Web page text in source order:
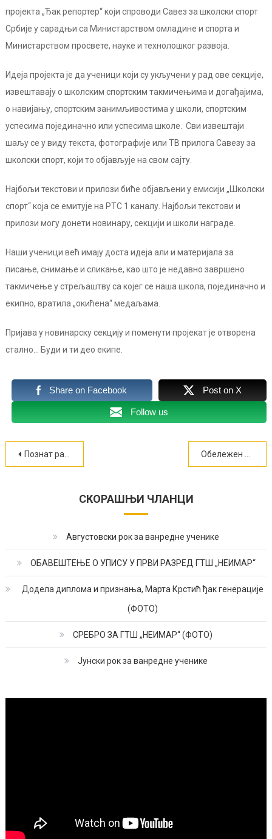
пројекта „Ђак репортер“ који спроводи Савез за школски спорт
Србије у сарадњи са Министарством омладине и спорта и
Министарством просвете, науке и технолошког развоја.
Идеја пројекта је да ученици који су укључени у рад ове секције,
извештавају о школским спортским такмичењима и догађајима,
о навијању, спортским занимљивостима у школи, спортским
успесима појединачно или успесима школе. Сви извештаји
шаљу се у виду текста, фотографије или ТВ прилога Савезу за
школски спорт, који то објављује на свом сајту.
Најбољи текстови и прилози биће објављени у емисији „Школски
спорт“ која се емитује на РТС 1 каналу. Најбољи текстови и
прилози могу донети новинару, секцији и школи награде.
Наши ученици већ имају доста идеја али и материјала за
писање, снимање и сликање, као што је недавно завршено
такмичење у стрељаштву са којег се наша школа, појединачно и
екипно, вратила „окићена“ медаљама.
Пријава у новинарску секцију и поменути пројекат је отворена
стално… Буди и ти део екипе.
Share on Facebook Post on X
Follow us
Кретање
Познат распоред полагања ванредних испита у октобарском року
СКОРАШЊИ ЧЛАНЦИ
Августовски рок за ванредне ученике
ОБАВЕШТЕЊЕ О УПИСУ У ПРВИ РАЗРЕД ГТШ „НЕИМАР“
Додела диплома и признања, Марта Крстић ђак генерације
(ФОТО)
СРЕБРО ЗА ГТШ „НЕИМАР“ (ФОТО)
Јунски рок за ванредне ученике